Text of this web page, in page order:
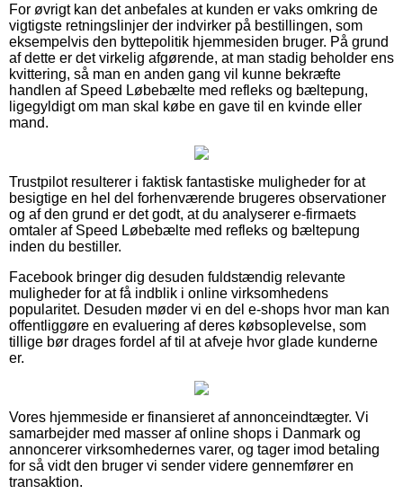
For øvrigt kan det anbefales at kunden er vaks omkring de
vigtigste retningslinjer der indvirker på bestillingen, som
eksempelvis den byttepolitik hjemmesiden bruger. På grund
af dette er det virkelig afgørende, at man stadig beholder ens
kvittering, så man en anden gang vil kunne bekræfte
handlen af Speed Løbebælte med refleks og bæltepung,
ligegyldigt om man skal købe en gave til en kvinde eller
mand.
Trustpilot resulterer i faktisk fantastiske muligheder for at
besigtige en hel del forhenværende brugeres observationer
og af den grund er det godt, at du analyserer e-firmaets
omtaler af Speed Løbebælte med refleks og bæltepung
inden du bestiller.
Facebook bringer dig desuden fuldstændig relevante
muligheder for at få indblik i online virksomhedens
popularitet. Desuden møder vi en del e-shops hvor man kan
offentliggøre en evaluering af deres købsoplevelse, som
tillige bør drages fordel af til at afveje hvor glade kunderne
er.
Vores hjemmeside er finansieret af annonceindtægter. Vi
samarbejder med masser af online shops i Danmark og
annoncerer virksomhedernes varer, og tager imod betaling
for så vidt den bruger vi sender videre gennemfører en
transaktion.